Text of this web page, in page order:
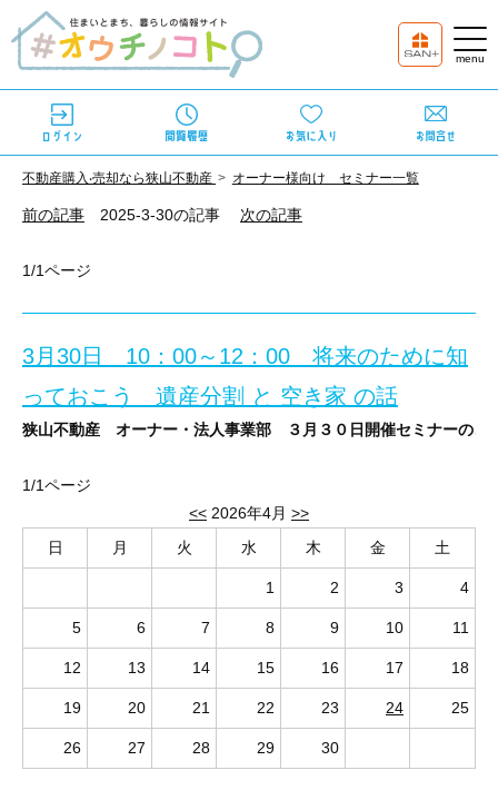
不動産購⼊‧売却なら狭⼭不動産 オーナー様向け セミナー一覧
<< 2026年4月 >>
日
月 火 水 木 金 土
1 2 3 4
5 6 7 8 9 10 11
12 13 14 15 16 17 18
19 20 21 22 23 24 25
26 27 28 29 30
前の記事 2025-3-30の記事 次の記事
1/1ページ
3月30日 10：00～12：00 将来のために知
っておこう 遺産分割 と 空き家 の話
狭山不動産 オーナー・法人事業部 ３月３０日開催セミナーのご
将来のために知っておこう
遺産分割 と 空き家 の話
★★★ 来場とwebの同時開催しています！（youtubeによる簡単
1/1ページ